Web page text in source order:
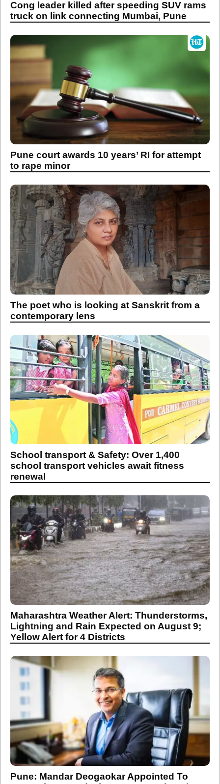
Cong leader killed after speeding SUV rams
truck on link connecting Mumbai, Pune
Pune court awards 10 years’ RI for attempt
to rape minor
The poet who is looking at Sanskrit from a
contemporary lens
School transport & Safety: Over 1,400
school transport vehicles await fitness
renewal
Maharashtra Weather Alert: Thunderstorms,
Lightning and Rain Expected on August 9;
Yellow Alert for 4 Districts
Pune: Mandar Deogaokar Appointed To